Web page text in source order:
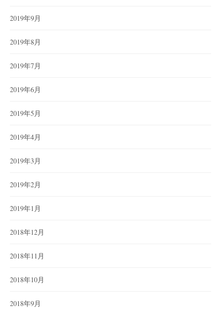
2019年9月
2019年8月
2019年7月
2019年6月
2019年5月
2019年4月
2019年3月
2019年2月
2019年1月
2018年12月
2018年11月
2018年10月
2018年9月